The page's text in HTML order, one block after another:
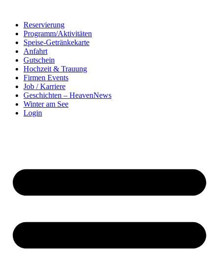
springenReservierung
Programm/Aktivitäten
Speise-Getränkekarte
Anfahrt
Gutschein
Hochzeit & Trauung
Firmen Events
Job / Karriere
Geschichten – HeavenNews
Winter am See
Login